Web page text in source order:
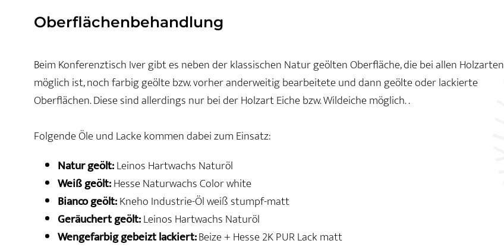
Oberflächenbehandlung
Beim Konferenztisch Iver gibt es neben der klassischen Natur geölten Oberfläche, die bei allen Holzarten
möglich ist, noch farbig geölte bzw. vorher anderweitig bearbeitete und dann geölte oder lackierte
Oberflächen. Diese sind allerdings nur bei der Holzart Eiche bzw. Wildeiche möglich. .
Folgende Öle und Lacke kommen dabei zum Einsatz:
Natur geölt:Leinos Hartwachs Naturöl
Weiß geölt:Hesse Naturwachs Color white
Bianco geölt:Kneho Industrie-Öl weiß stumpf-matt
Geräuchert geölt:Leinos Hartwachs Naturöl
Wengefarbig gebeizt lackiert:Beize + Hesse 2K PUR Lack matt